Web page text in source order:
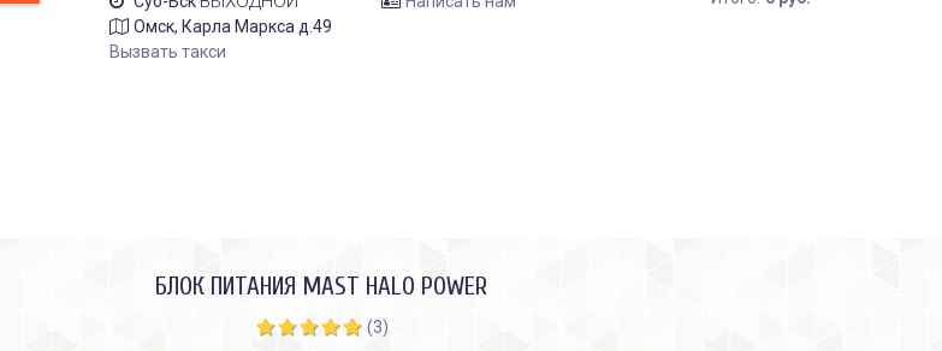
Омск, Карла Маркса д.49
Вызвать такси
БЛОК ПИТАНИЯ MAST HALO POWER
(3)